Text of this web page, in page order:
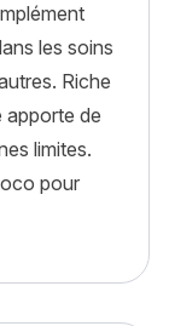
les soins
Riche
apporte de
limites.
pour